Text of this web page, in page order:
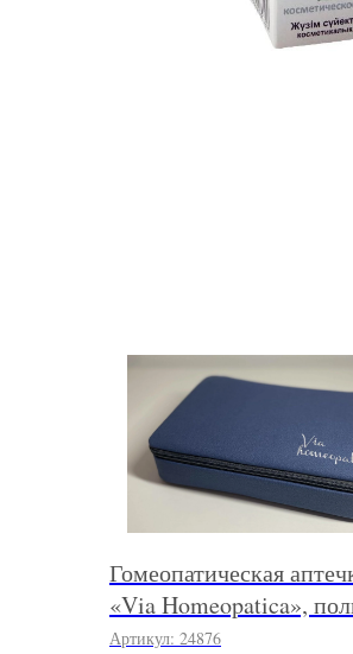
Гомеопатическая
«Via Homeopatica»,
«Для семьи» №180
Артикул: 24876